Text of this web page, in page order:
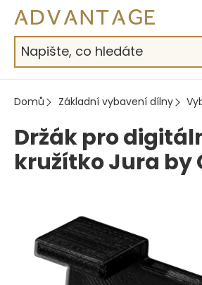
Přejít
obsah
Domů Základní vybavení dílny
Držák pro
kružítko Jura by